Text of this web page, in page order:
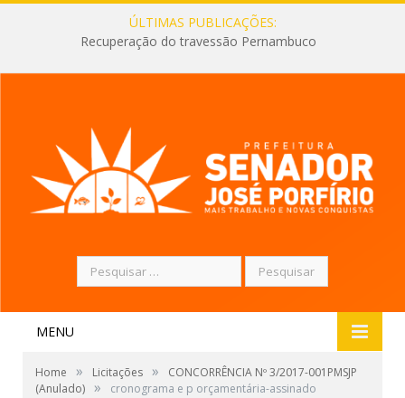
ÚLTIMAS PUBLICAÇÕES:
Recuperação do travessão Pernambuco
Pesquisar
por:
MENU
Home » Licitações »
CONCORRÊNCIA Nº 3/2017-001PMSJP
(Anulado) » cronograma e p orçamentária-assinado